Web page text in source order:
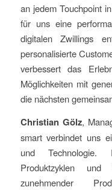
an jedem Touchpoint
für uns eine
digitalen Zwillings
personalisierte
verbessert das
Möglichkeiten mit
die nächsten
Christian Gölz,
smart verbindet uns
und
Produktzyklen und
zunehmender